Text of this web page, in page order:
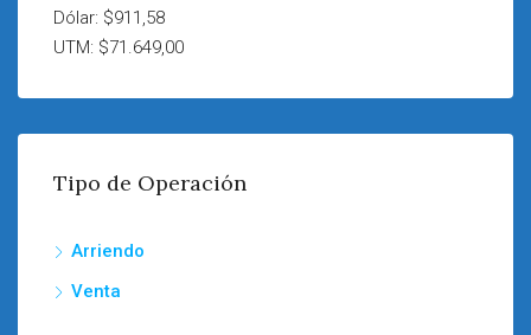
Dólar: $911,58
UTM: $71.649,00
Tipo de Operación
Arriendo
Venta